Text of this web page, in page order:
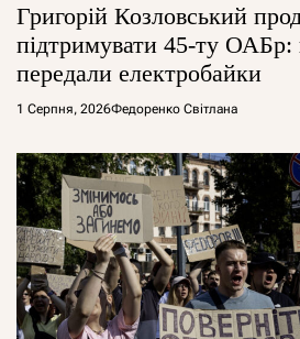
Григорій Козловський
підтримувати 45-ту ОАБр:
передали електробайки
1 Серпня, 2026Федоренко Світлана